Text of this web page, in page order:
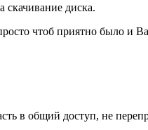
скачивание диска.
чтоб приятно было и
в общий доступ, не